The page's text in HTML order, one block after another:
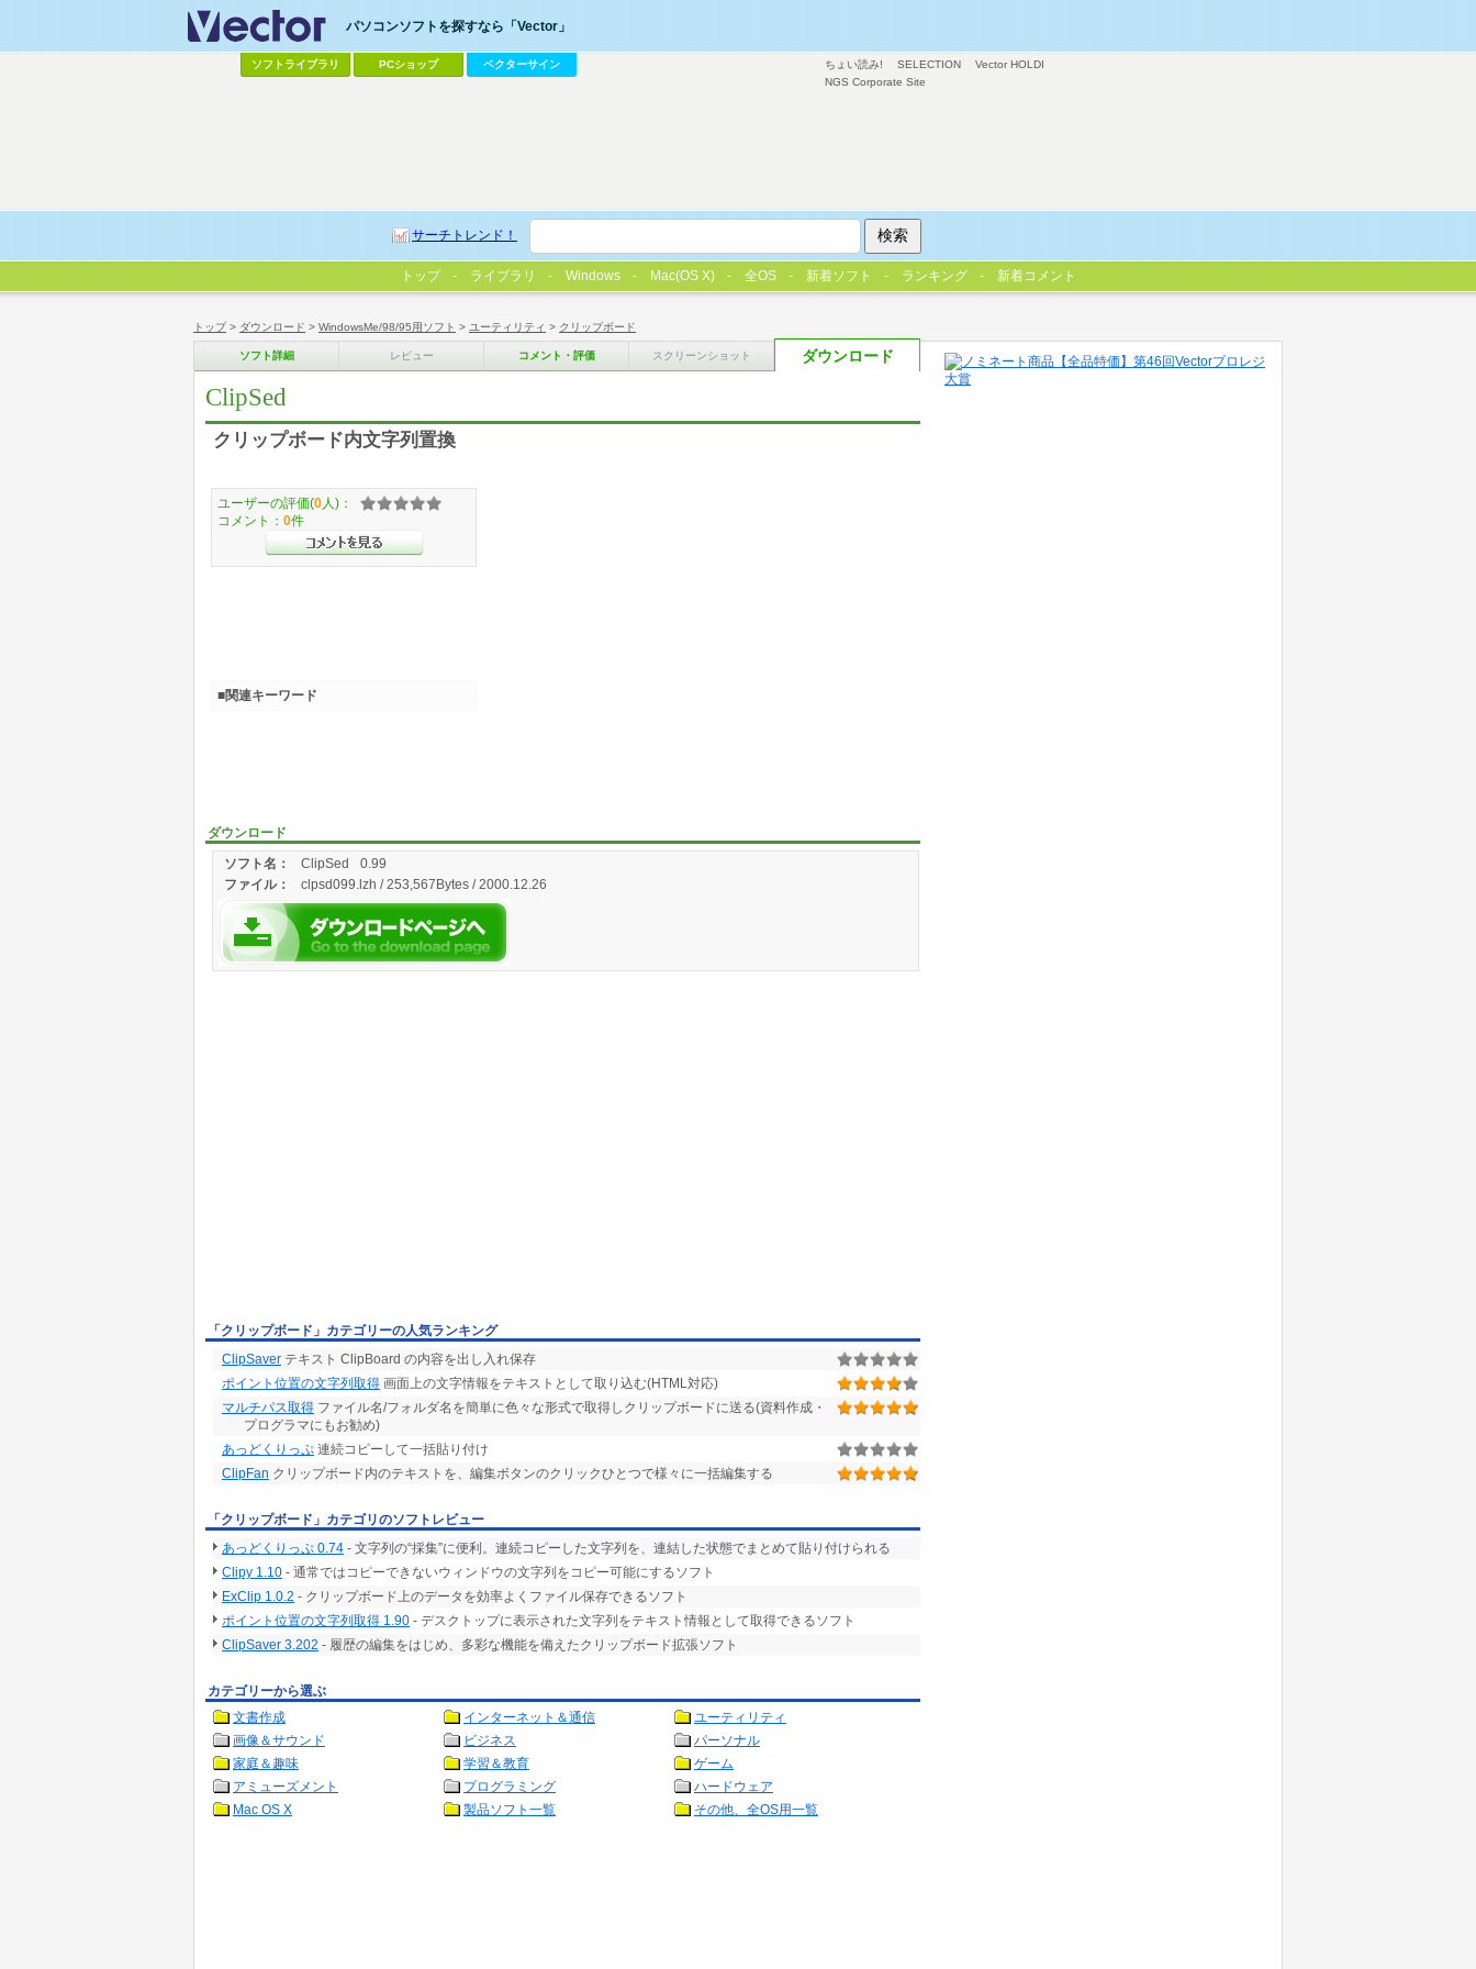
トップ> ダウンロード > WindowsMe/98/95用ソフト > ユーティリティ > クリップボード
ソフト詳細 レビュー コメント・評価 スクリーンショット ダウンロード
ClipSed
クリップボード内文字列置換
ダウンロード
ソフト名：
ClipSed 0.99
ファイル： clpsd099.lzh / 253,567Bytes / 2000.12.26
ユーザーの評価(0 人)：
コメント： 0件
■関連キーワード
「クリップボード」カテゴリーの人気ランキング
ClipSaver テキスト ClipBoard の内容を出し入れ保存
ポイント位置の文字列取得 画面上の文字情報をテキストとして取り込む(HTML対応)
マルチパス取得 ファイル名/フォルダ名を簡単に色々な形式で取得しクリップボードに送る(資料作成・
プログラマにもお勧め)
あっどくりっぷ 連続コピーして一括貼り付け
ClipFan クリップボード内のテキストを、編集ボタンのクリックひとつで様々に一括編集する
「クリップボード」カテゴリのソフトレビュー
あっどくりっぷ 0.74 - 文字列の“採集”に便利。連続コピーした文字列を、連結した状態でまとめて貼り付けられる
Clipy 1.10 - 通常ではコピーできないウィンドウの文字列をコピー可能にするソフト
ExClip 1.0.2 - クリップボード上のデータを効率よくファイル保存できるソフト
ポイント位置の文字列取得 1.90 - デスクトップに表示された文字列をテキスト情報として取得できるソフト
ClipSaver 3.202 - 履歴の編集をはじめ、多彩な機能を備えたクリップボード拡張ソフト
カテゴリーから選ぶ
文書作成
インターネット＆通信
ユーティリティ
画像＆サウンド
ビジネス
パーソナル
家庭＆趣味
学習＆教育
ゲーム
アミューズメント
プログラミング
ハードウェア
Mac OS X
製品ソフト一覧 その他、全OS用一覧
ちょい読み! SELECTION
Vector HOLDI
NGS Corporate Site
パソコンソフトを探すなら「Vector」
ソフトライブラリ PCショップ ベクターサイン
サーチトレンド！
トップ ライブラリ Windows Mac(OS X) 全OS 新着ソフト ランキング 新着コメント